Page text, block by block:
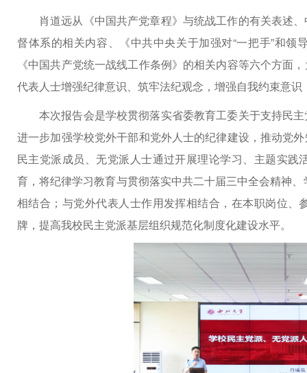
肖道远从《中国共产党章程》与统战工作的有关表述
督体系的相关内容、《中共中央关于加强对“一把手”和
《中国共产党统一战线工作条例》的相关内容等六个方面
代表人士增强纪律意识、筑牢法纪观念，增强自我约束意
本次报告会是学校贯彻落实省委教育工委关于支持民
进一步加强学校党外干部和党外人士的纪律建设，推动党
民主党派成员、无党派人士通过开展理论学习、主题实
育，将纪律学习教育与贯彻落实中共二十届三中全会精神
相结合；与党外代表人士作用发挥相结合，在本职岗位
牌，提高我校民主党派基层组织规范化制度化建设水平。